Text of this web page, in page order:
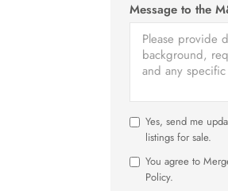
Message to the
Yes, send me
listings for sale.
You agree to
Policy.